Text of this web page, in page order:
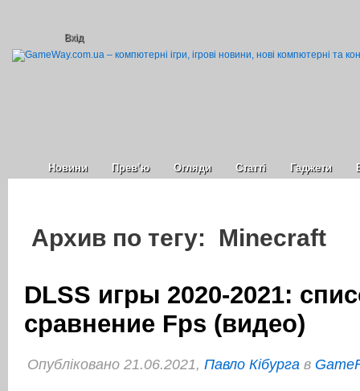
Вхід
Новини Прев’ю Огляди Статті Гаджети
Архив по тегу: Minecraft
DLSS игры 2020-2021:
сравнение Fps (видео)
Опубліковано 21.06.2021, Павло Кібурга в